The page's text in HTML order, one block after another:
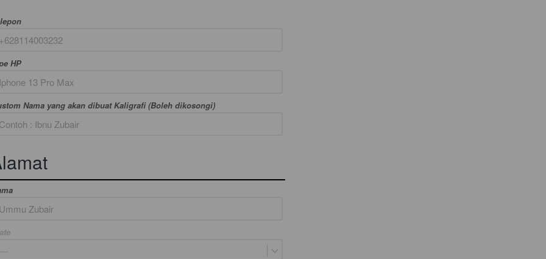
HP
Nama yang akan dibuat Kaligrafi (Boleh dikosongi)